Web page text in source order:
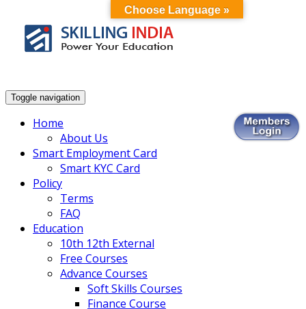
Toggle navigation
Home
About Us
Smart Employment Card
Smart KYC Card
Policy
Terms
FAQ
Education
10th 12th External
Free Courses
Advance Courses
Soft Skills Courses
Finance Course
Choose Language »